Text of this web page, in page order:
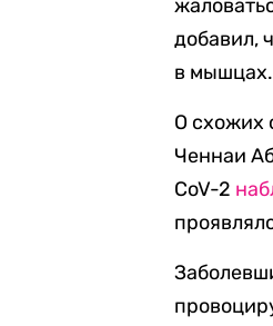
добавил,
в мышцах.
О схожих
Ченнаи
CoV-2